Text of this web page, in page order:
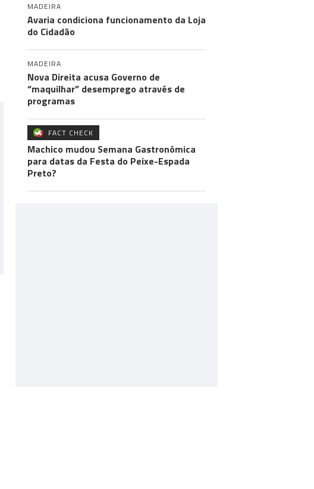
MADEIRA
Avaria condiciona funcionamento da Loja
do Cidadão
MADEIRA
Nova Direita acusa Governo de
“maquilhar” desemprego através de
programas
FACT CHECK
Machico mudou Semana Gastronómica
para datas da Festa do Peixe-Espada
Preto?